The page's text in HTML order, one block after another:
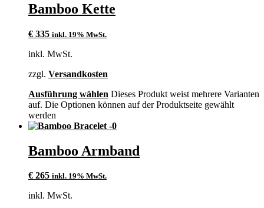
Bamboo Kette
€ 335 inkl. 19% MwSt.
inkl. MwSt.
zzgl. Versandkosten
Ausführung wählen Dieses Produkt weist mehrere Varianten
auf. Die Optionen können auf der Produktseite gewählt
werden
Bamboo Armband
€ 265 inkl. 19% MwSt.
inkl. MwSt.